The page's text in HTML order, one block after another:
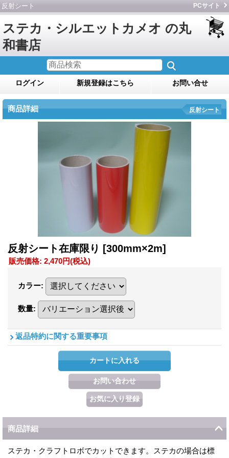
反射シート PCサイト
ステカ・シルエットカメオ の丸
和書店
ログイン 新規登録はこちら お問い合せ
商品詳細 反射シート
反射シート在庫限り [300mm×2m]
販売価格: 2,470円(税込)
カラー:
数量:
返品特約に関する重要事項
商品詳細
ステカ・クラフトロボでカットできます。ステカの場合は標